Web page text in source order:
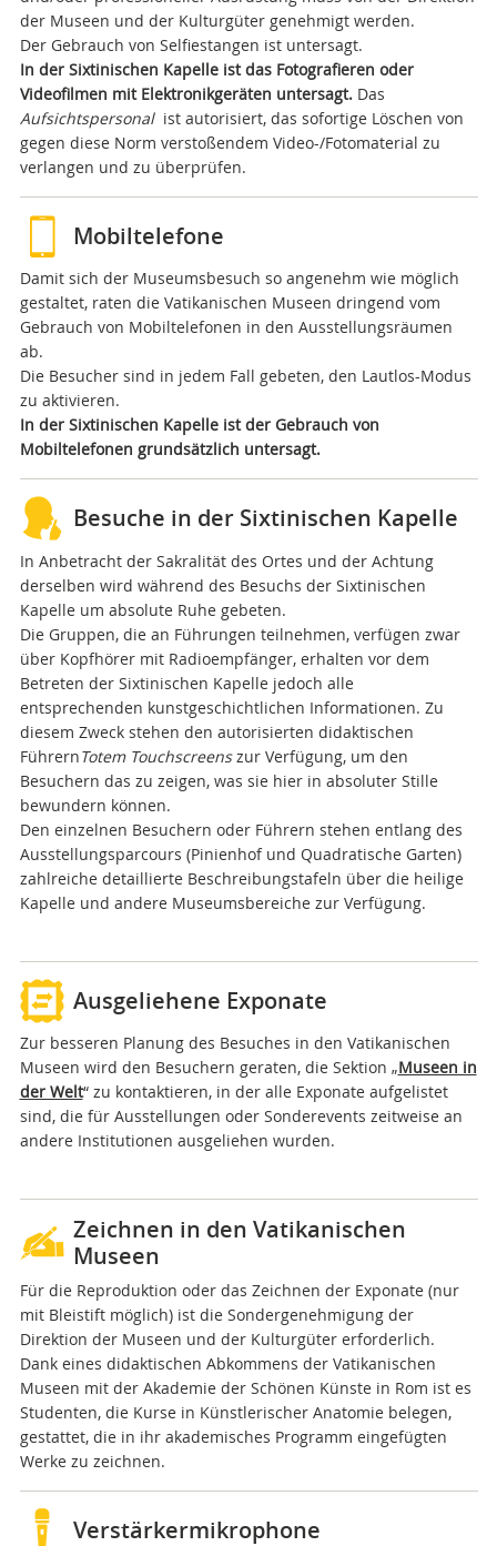
der Museen und der Kulturgüter genehmigt werden.
Der Gebrauch von Selfiestangen ist untersagt.
In der Sixtinischen Kapelle ist das Fotografieren oder
Videofilmen mit Elektronikgeräten untersagt.Das
Aufsichtspersonal ist autorisiert, das sofortige Löschen von
gegen diese Norm verstoßendem Video-/Fotomaterial zu
verlangen und zu überprüfen.
Mobiltelefone
Damit sich der Museumsbesuch so angenehm wie möglich
gestaltet, raten die Vatikanischen Museen dringend vom
Gebrauch von Mobiltelefonen in den Ausstellungsräumen
ab.
Die Besucher sind in jedem Fall gebeten, den Lautlos-Modus
zu aktivieren.
In der Sixtinischen Kapelle ist der Gebrauch von
Mobiltelefonen grundsätzlich untersagt.
Besuche in der Sixtinischen Kapelle
In Anbetracht der Sakralität des Ortes und der Achtung
derselben wird während des Besuchs der Sixtinischen
Kapelle um absolute Ruhe gebeten.
Die Gruppen, die an Führungen teilnehmen, verfügen zwar
über Kopfhörer mit Radioempfänger, erhalten vor dem
Betreten der Sixtinischen Kapelle jedoch alle
entsprechenden kunstgeschichtlichen Informationen. Zu
diesem Zweck stehen den autorisierten didaktischen
FührernTotem Touchscreenszur Verfügung, um den
Besuchern das zu zeigen, was sie hier in absoluter Stille
bewundern können.
Den einzelnen Besuchern oder Führern stehen entlang des
Ausstellungsparcours (Pinienhof und Quadratische Garten)
zahlreiche detaillierte Beschreibungstafeln über die heilige
Kapelle und andere Museumsbereiche zur Verfügung.
Ausgeliehene Exponate
Zur besseren Planung des Besuches in den Vatikanischen
Museen wird den Besuchern geraten, die Sektion „Museen in
der Welt“ zu kontaktieren, in der alle Exponate aufgelistet
sind, die für Ausstellungen oder Sonderevents zeitweise an
andere Institutionen ausgeliehen wurden.
Zeichnen in den Vatikanischen
Museen
Für die Reproduktion oder das Zeichnen der Exponate (nur
mit Bleistift möglich) ist die Sondergenehmigung der
Direktion der Museen und der Kulturgüter erforderlich.
Dank eines didaktischen Abkommens der Vatikanischen
Museen mit der Akademie der Schönen Künste in Rom ist es
Studenten, die Kurse in Künstlerischer Anatomie belegen,
gestattet, die in ihr akademisches Programm eingefügten
Werke zu zeichnen.
Verstärkermikrophone